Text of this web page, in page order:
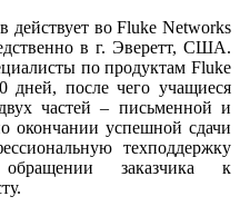
действует во Fluke Networks
в г. Эверетт, США.
по продуктам Fluke
дней, после чего учащиеся
частей – письменной и
окончании успешной сдачи
техподдержку
заказчика к